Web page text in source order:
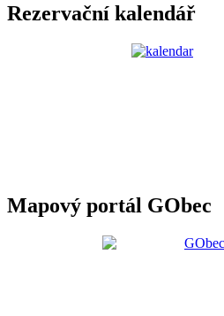
Rezervační kalendář
Mapový portál GObec